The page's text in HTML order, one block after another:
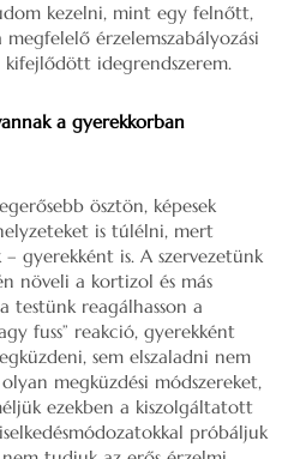
kezelni, mint egy felnőtt,
érzelemszabályozási
idegrendszerem.
a gyerekkorban
ösztön, képesek
is túlélni, mert
gyerekként is. A szervezetünk
növeli a kortizol és más
testünk reagálhasson a
fuss” reakció, gyerekként
sem elszaladni nem
megküzdési módszereket,
ezekben a kiszolgáltatott
próbáljuk